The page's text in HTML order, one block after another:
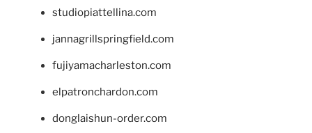
studiopiattellina.com
jannagrillspringfield.com
fujiyamacharleston.com
elpatronchardon.com
donglaishun-order.com